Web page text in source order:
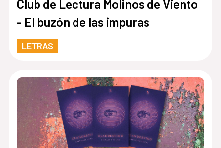
Club de Lectura Molinos de Viento
- El buzón de las impuras
LETRAS